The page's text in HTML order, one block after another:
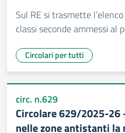
Sul RE si trasmette
classi seconde ammessi al
Circolari per tutti
circ. n.629
Circolare 629/2025-26
nelle zone antistanti la